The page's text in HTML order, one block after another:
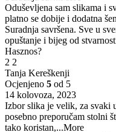
Oduševljena sam slikama i
platno se dobije i dodatna
Suradnja savršena. Sve u
opuštanje i bijeg od
Hasznos?
2 2
Tanja Kereškenji
Ocjenjeno 5 od 5
14 kolovoza, 2023
Izbor slika je velik, za svaki
posebno preporučam stolni
tako koristan,...More